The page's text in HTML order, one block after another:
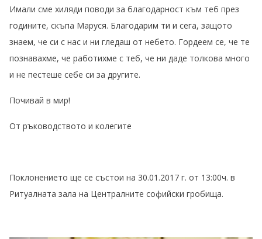
Имали сме хиляди поводи за благодарност към теб през
годините, скъпа Маруся. Благодарим ти и сега, защото
знаем, че си с нас и ни гледаш от небето. Гордеем се, че те
познавахме, че работихме с теб, че ни даде толкова много
и не пестеше себе си за другите.
Почивай в мир!
От ръководството и колегите
Поклонението ще се състои на 30.01.2017 г. от 13:00ч. в
Ритуалната зала на Централните софийски гробища.